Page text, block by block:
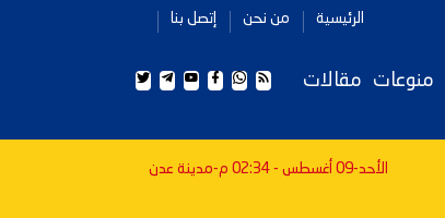
الرئيسية من نحن إتصل بنا
منوعات مقالات
الأحد-09 أغسطس - 02:34 م -مدينة عدن